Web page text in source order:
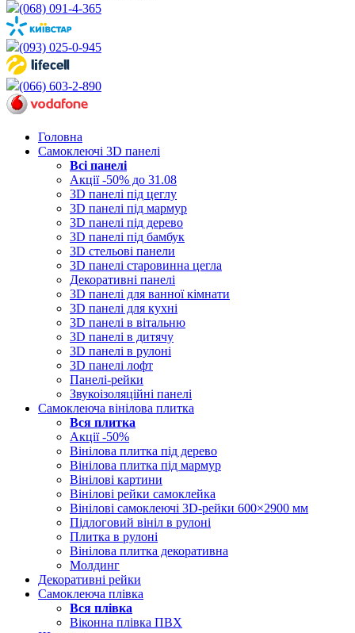
(068) 091-4-365
(093) 025-0-945
(066) 603-2-890
Головна
Самоклеючі 3D панелі
Всі панелі
Акції -50% до 31.08
3D панелі під цеглу
3D панелі під мармур
3D панелі під дерево
3D панелі під бамбук
3D стельові панели
3D панелі старовинна цегла
Декоративні панелі
3D панелі для ванної кімнати
3D панелі для кухні
3D панелі в вітальню
3D панелі в дитячу
3D панелі в рулоні
3D панелі лофт
Панелі-рейки
Звукоізоляційні панелі
Самоклеюча вінілова плитка
Вся плитка
Акції -50%
Вінілова плитка під дерево
Вінілова плитка під мармур
Вінілові картини
Вінілові рейки самоклейка
Вінілові самоклеючі 3D-рейки 600×2900 мм
Підлоговий вініл в рулоні
Плитка в рулоні
Вінілова плитка декоративна
Молдинг
Декоративні рейки
Самоклеюча плівка
Вся плівка
Віконна плівка ПВХ